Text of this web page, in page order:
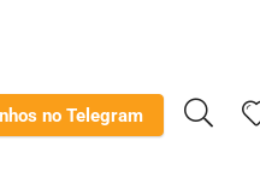
no Telegram